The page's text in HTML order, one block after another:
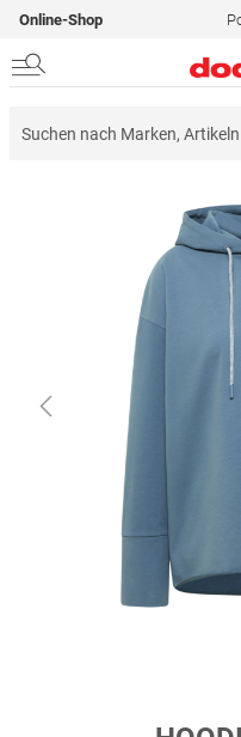
Online-Shop